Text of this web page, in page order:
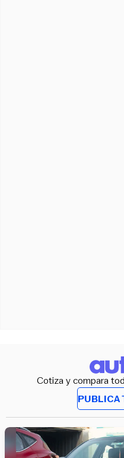
Cotiza y compara
PUBLICA